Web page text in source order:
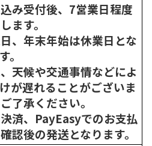
み受付後、7営業日程度
ます。
、年末年始は休業日とな
。
天候や交通事情などによ
が遅れることがございま
了承ください。
済、PayEasyでのお支払
認後の発送となります。